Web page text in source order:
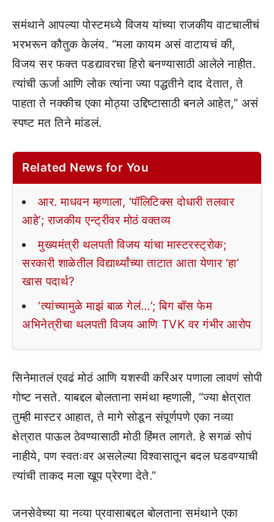
समंथाने आपल्या पोस्टमध्ये विजय यांच्या राजकीय वाटचालीचं
भरभरून कौतुक केलंय. “मला कायम असं वाटायचं की,
विजय सर फक्त पडद्यावरचा हिरो बनण्यासाठी आलेले नाहीत.
त्यांची ऊर्जा आणि लोक त्यांना ज्या पद्धतीने दाद देतात, ते
पाहता ते नक्कीच एका मोठ्या उद्दिष्टासाठी बनले आहेत,” असं
स्पष्ट मत तिने मांडलं.
Related News for You
आर. माधवन म्हणाला, ‘पॉलिटिक्स दोधारी तलवार
आहे’; राजकीय एन्ट्रीवर मोठं वक्तव्य
मुख्यमंत्री थलपती विजय यांचा मास्टरस्ट्रोक;
सरकारी शाळेतील विद्यार्थ्यांच्या ताटात आता येणार ‘हा’
खास पदार्थ?
‘त्यांच्यामुळे माझं बाळ गेलं…’; बिग बॉस फेम
अभिनेत्रीचा थलपती विजय आणि TVK वर गंभीर आरोप
सिनेमातलं एवढं मोठं आणि यशस्वी करिअर पणाला लावणं सोपी
गोष्ट नसते. याबद्दल बोलताना समंथा म्हणाली, “ज्या क्षेत्रात
तुम्ही मास्टर आहात, ते मागे सोडून संपूर्णपणे एका नव्या
क्षेत्रात पाऊल ठेवण्यासाठी मोठी हिंमत लागते. हे सगळं सोपं
नाहीये, पण स्वतःवर असलेल्या विश्वासातून बदल घडवण्याची
त्यांची ताकद मला खूप प्रेरणा देते.”
जनसेवेच्या या नव्या प्रवासाबद्दल बोलताना समंथाने एका